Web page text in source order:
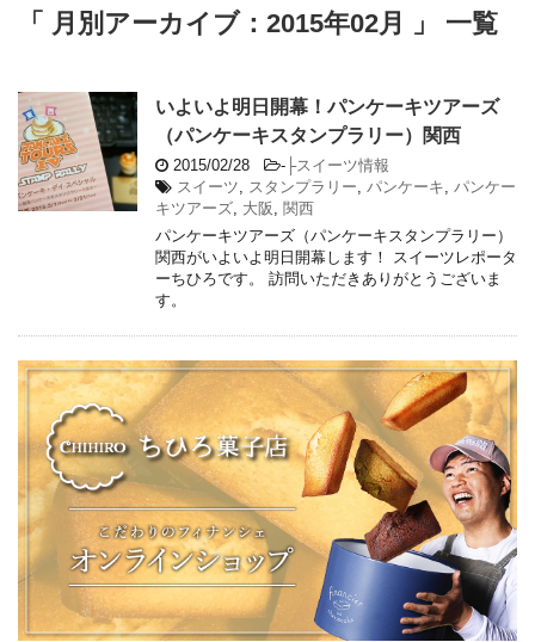
「 月別アーカイブ：2015年02月 」 一覧
いよいよ明日開幕！パンケーキツアーズ
（パンケーキスタンプラリー）関西
2015/02/28 - ├スイーツ情報
スイーツ
スタンプラリー パンケーキ
パンケー
キツアーズ 大阪
関西
パンケーキツアーズ（パンケーキスタンプラリー）
関西がいよいよ明日開幕します！ スイーツレポータ
ーちひろです。 訪問いただきありがとうございま
す。